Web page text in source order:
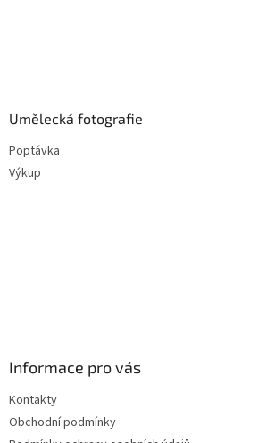
Umělecká fotografie
Poptávka
Výkup
Informace pro vás
Kontakty
Obchodní podmínky